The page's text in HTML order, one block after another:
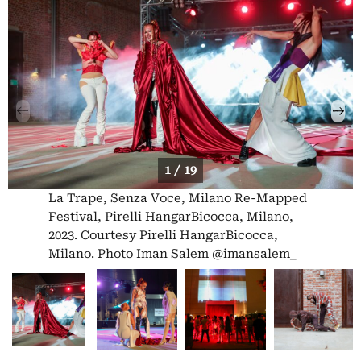
1 / 19
La Trape, Senza Voce, Milano Re-Mapped
Festival, Pirelli HangarBicocca, Milano,
2023. Courtesy Pirelli HangarBicocca,
Milano. Photo Iman Salem @imansalem_